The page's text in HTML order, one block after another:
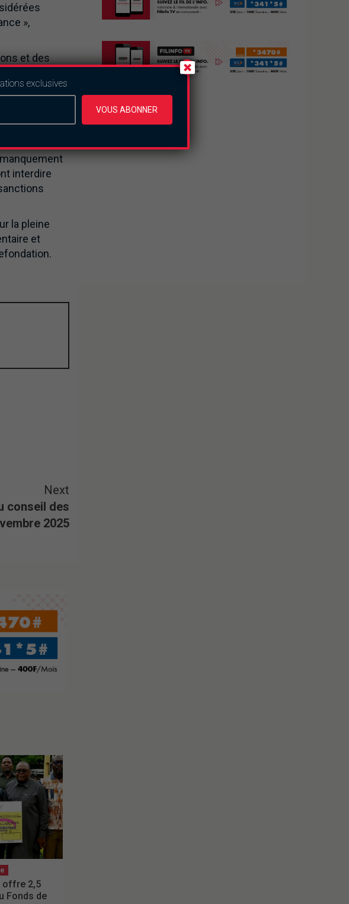
»,
et des
burkinabè,
interdire
la pleine
et
Next
conseil des
2025
offre 2,5
Fonds de
exclusives
VOUS ABONNER